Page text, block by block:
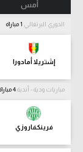
أمس
الدوري البرتغالي
إشتريلا أمادورا
مباريات ودية - أندية
فرينكفاروزي